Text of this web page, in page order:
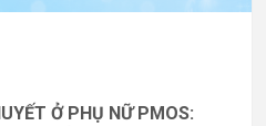
Ở PHỤ NỮ PMOS: